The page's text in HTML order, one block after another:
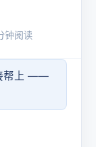
钟阅读
帮上 ——